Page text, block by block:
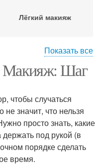
Лёгкий макияж
Серые глаза
Светло-карие глаза
Показать все
Макияж: Шаг
чтобы случаться
значит, что нельзя
просто знать, какие
держать под рукой (в
порядке сделать
время.